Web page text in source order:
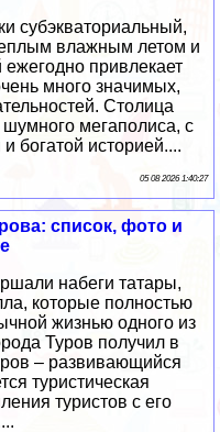
субэкваториальный,
влажным летом и
привлекает
много значимых,
Столица
мегаполиса, с
богатой историей....
05 08 2026 1:40:27
список, фото и
набеги татары,
которые полностью
жизнью одного из
Туров получил в
– развивающийся
туристическая
туристов с его